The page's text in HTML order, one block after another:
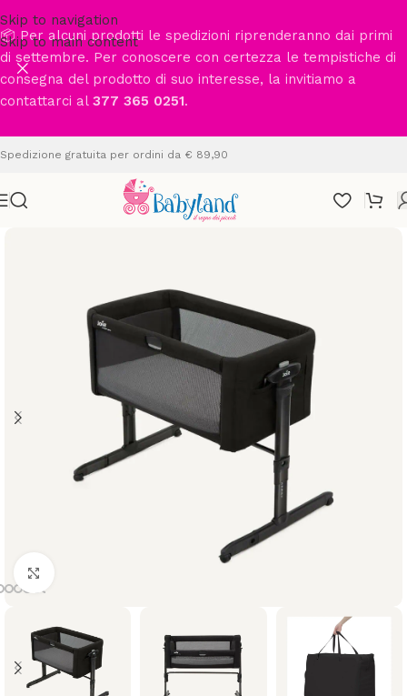
Skip to navigation
Skip to main content
📦 Per alcuni prodotti le spedizioni riprenderanno dai primi
di settembre. Per conoscere con certezza le tempistiche di
consegna del prodotto di suo interesse, la invitiamo a
contattarci al 377 365 0251.
Spedizione gratuita per ordini da € 89,90